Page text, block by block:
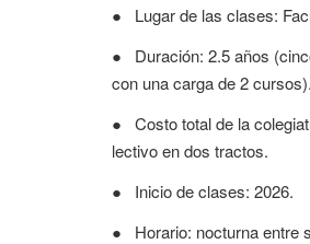
●
Lugar de las clases:
●
Duración: 2.5 años
con una carga de 2 cursos).
●
Costo total de la
lectivo en dos tractos.
●
Inicio de clases: 2026.
●
Horario: nocturna entre